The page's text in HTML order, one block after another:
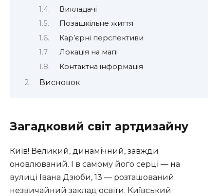
Викладачі
Позашкільне життя
Кар’єрні перспективи
Локація на мапі
Контактна інформація
Висновок
Загадковий світ артдизайну
Київ! Великий, динамічний, завжди
оновлюваний. І в самому його серці — на
вулиці Івана Дзюби, 13 — розташований
незвичайний заклад освіти. Київський